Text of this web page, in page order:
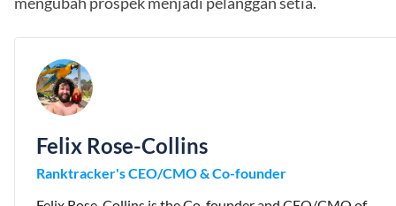
Felix Rose-Collins
Ranktracker's CEO/CMO & Co-founder